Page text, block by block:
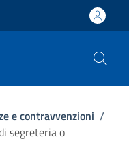
e contravvenzioni /
segreteria o